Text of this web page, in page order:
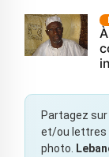
Partagez
et/ou lettres
photo.